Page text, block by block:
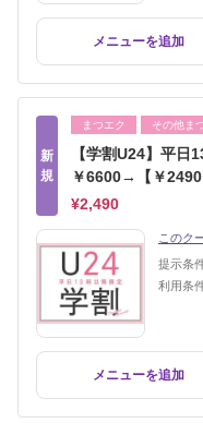
メニューを追加
新
規
まつエク その他ま
【学割U24】平
￥6600→【￥2490
¥2,490
このク
提示条
利用条
メニューを追加